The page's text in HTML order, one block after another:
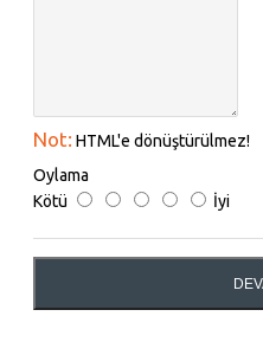
Not: HTML'e dönüştürülmez!
Oylama
Kötü
İyi